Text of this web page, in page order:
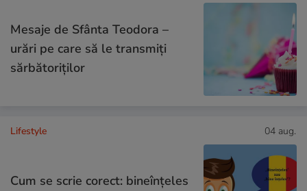
Mesaje de Sfânta Teodora –
urări pe care să le transmiți
sărbătoriților
Lifestyle 04 aug.
Cum se scrie corect: bineînțeles